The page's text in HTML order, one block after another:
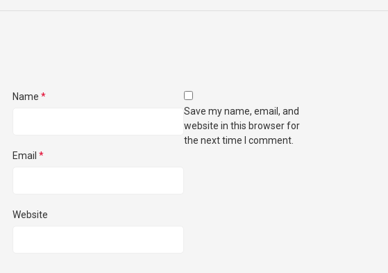
Name *
Email *
Website
Save my name, email, and
website in this browser for
the next time I comment.